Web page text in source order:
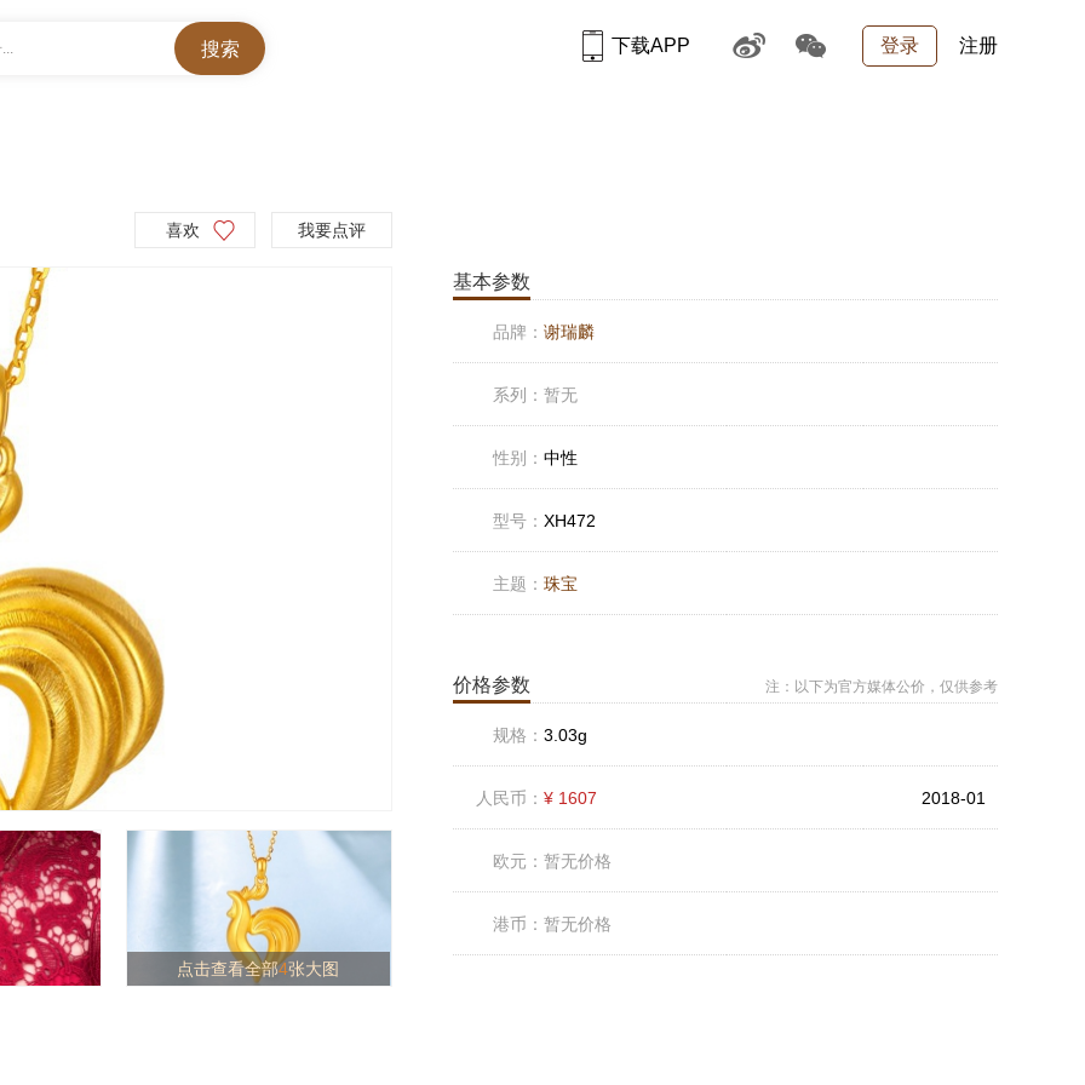
登录 注册
下载APP
喜欢 我要点评
点击查看全部4张大图
基本参数
品牌： 谢瑞麟
系列： 暂无
性别： 中性
型号： XH472
主题： 珠宝
价格参数 注：以下为官方媒体公价，仅供参考
规格： 3.03g
人民币： ¥ 1607 2018-01
欧元： 暂无价格
港币： 暂无价格